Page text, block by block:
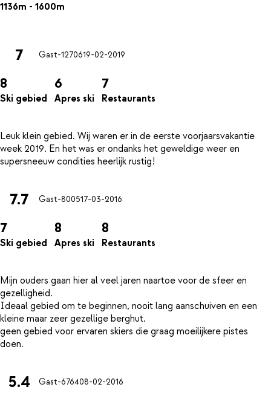
1136m - 1600m
7 Gast-1270619-02-2019
8
Ski gebied
6
Apres ski
7
Restaurants
Leuk klein gebied. Wij waren er in de eerste voorjaarsvakantie
week 2019. En het was er ondanks het geweldige weer en
7.7 Gast-800517-03-2016
7
Ski gebied
8
Apres ski
8
Restaurants
Mijn ouders gaan hier al veel jaren naartoe voor de sfeer en
gezelligheid.
Ideaal gebied om te beginnen, nooit lang aanschuiven en een
kleine maar zeer gezellige berghut.
geen gebied voor ervaren skiers die graag moeilijkere pistes
5.4 Gast-676408-02-2016